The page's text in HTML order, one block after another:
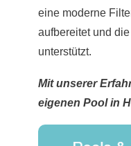
eine moderne
aufbereitet und
unterstützt.
Mit unserer
eigenen Pool in